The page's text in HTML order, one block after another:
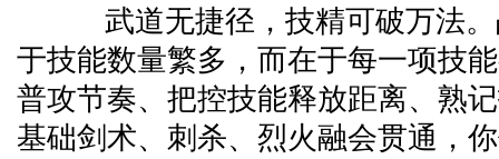
武道无捷径，技精可破万法。
于技能数量繁多，而在于每一项技
普攻节奏、把控技能释放距离、熟
基础剑术、刺杀、烈火融会贯通，